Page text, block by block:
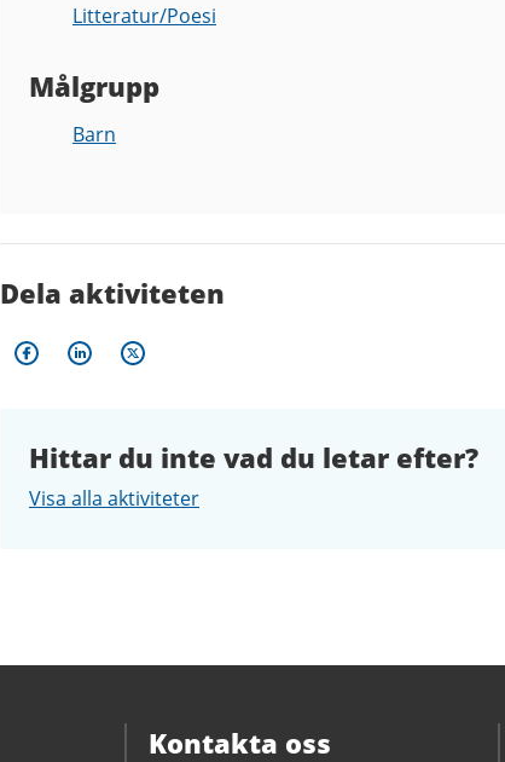
Litteratur/Poesi
Målgrupp
Barn
Dela aktiviteten
Hittar du inte vad du letar efter?
Visa alla aktiviteter
Kontakta oss